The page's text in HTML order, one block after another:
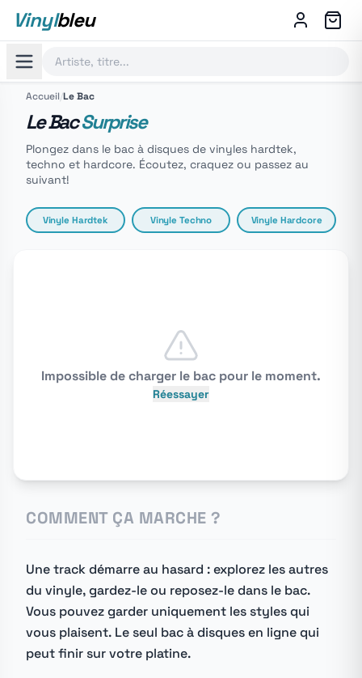
Vinylbleu
Accueil/Le Bac
Le BacSurprise
Plongez dans le bac à disques de vinyles hardtek,
techno et hardcore. Écoutez, craquez ou passez au
suivant!
Vinyle Hardtek Vinyle Techno Vinyle Hardcore
Impossible de charger le bac pour le moment.
Réessayer
COMMENT ÇA MARCHE ?
Une track démarre au hasard : explorez les autres
du vinyle, gardez-le ou reposez-le dans le bac.
Vous pouvez garder uniquement les styles qui
vous plaisent. Le seul bac à disques en ligne qui
peut finir sur votre platine.